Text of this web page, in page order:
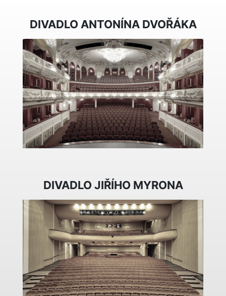
DIVADLO ANTONÍNA DVOŘÁKA
DIVADLO JIŘÍHO MYRONA